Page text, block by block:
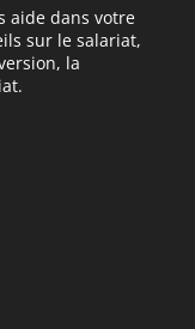
aide dans votre
sur le salariat,
la